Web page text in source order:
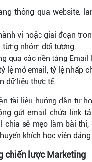
thông qua website,
vi hoặc giai đoạn
từng nhóm đối tượng.
qua các nền tảng Email
lệ mở email, tỷ lệ nhấp
dữ liệu thực tế.
tài liệu hướng dẫn tự
gửi email chứa link
chia sẻ mẹo làm bài
khích học viên
chiến lược Marketing